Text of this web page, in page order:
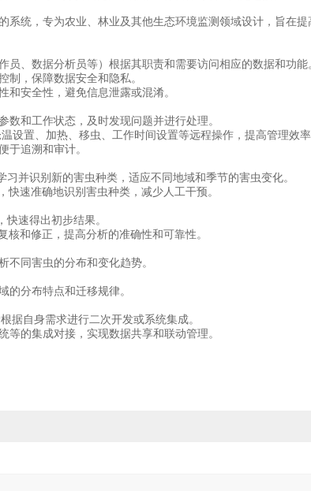
统，专为农业、林业及其他生态环境监测领域设计，旨在提
、数据分析员等）根据其职责和需要访问相应的数据和功能
，保障数据安全和隐私。
安全性，避免信息泄露或混淆。
和工作状态，及时发现问题并进行处理。
置、加热、移虫、工作时间设置等远程操作，提高管理效率
追溯和审计。
识别新的害虫种类，适应不同地域和季节的害虫变化。
速准确地识别害虫种类，减少人工干预。
速得出初步结果。
和修正，提高分析的准确性和可靠性。
同害虫的分布和变化趋势。
分布特点和迁移规律。
自身需求进行二次开发或系统集成。
的集成对接，实现数据共享和联动管理。